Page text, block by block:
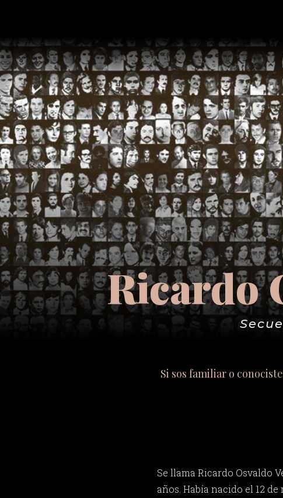
Ricardo
Si sos familiar o
Se llama Ricardo Osvaldo
años. Había nacido el 12 de